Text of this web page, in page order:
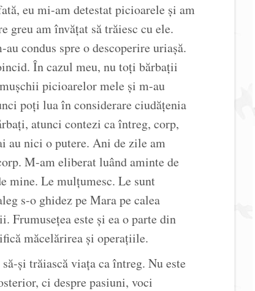
eu mi-am detestat picioarele și am
greu am învățat să trăiesc cu ele.
condus spre o descoperire uriașă.
În cazul meu, nu toți bărbații
picioarelor mele și m-au
poți lua în considerare ciudățenia
atunci contezi ca întreg, corp,
au nici o putere. Ani de zile am
M-am eliberat luând aminte de
mine. Le mulțumesc. Le sunt
s-o ghidez pe Mara pe calea
Frumusețea este și ea o parte din
măcelărirea și operațiile.
și trăiască viața ca întreg. Nu este
ci despre pasiuni, voci